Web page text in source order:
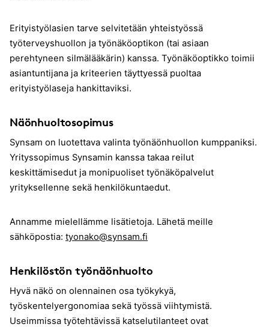
Erityistyölasien tarve selvitetään yhteistyössä
työterveyshuollon ja työnäköoptikon (tai asiaan
perehtyneen silmälääkärin) kanssa. Työnäköoptikko toimii
asiantuntijana ja kriteerien täyttyessä puoltaa
erityistyölaseja hankittaviksi.
Näönhuoltosopimus
Synsam on luotettava valinta työnäönhuollon kumppaniksi.
Yrityssopimus Synsamin kanssa takaa reilut
keskittämisedut ja monipuoliset työnäköpalvelut
yrityksellenne sekä henkilökuntaedut.
Annamme mielellämme lisätietoja. Lähetä meille
sähköpostia: tyonako@synsam.fi
Henkilöstön työnäönhuolto
Hyvä näkö on olennainen osa työkykyä,
työskentelyergonomiaa sekä työssä viihtymistä.
Useimmissa työtehtävissä katselutilanteet ovat